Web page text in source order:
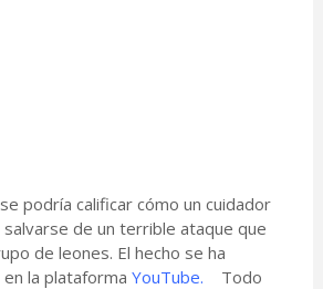
podría calificar cómo un cuidador
de un terrible ataque que
de leones. El hecho se ha
la plataforma YouTube.
Todo